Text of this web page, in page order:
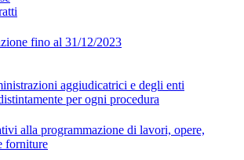
fino al 31/12/2023
aggiudicatrici e degli enti
per ogni procedura
alla programmazione di lavori, opere,
forniture